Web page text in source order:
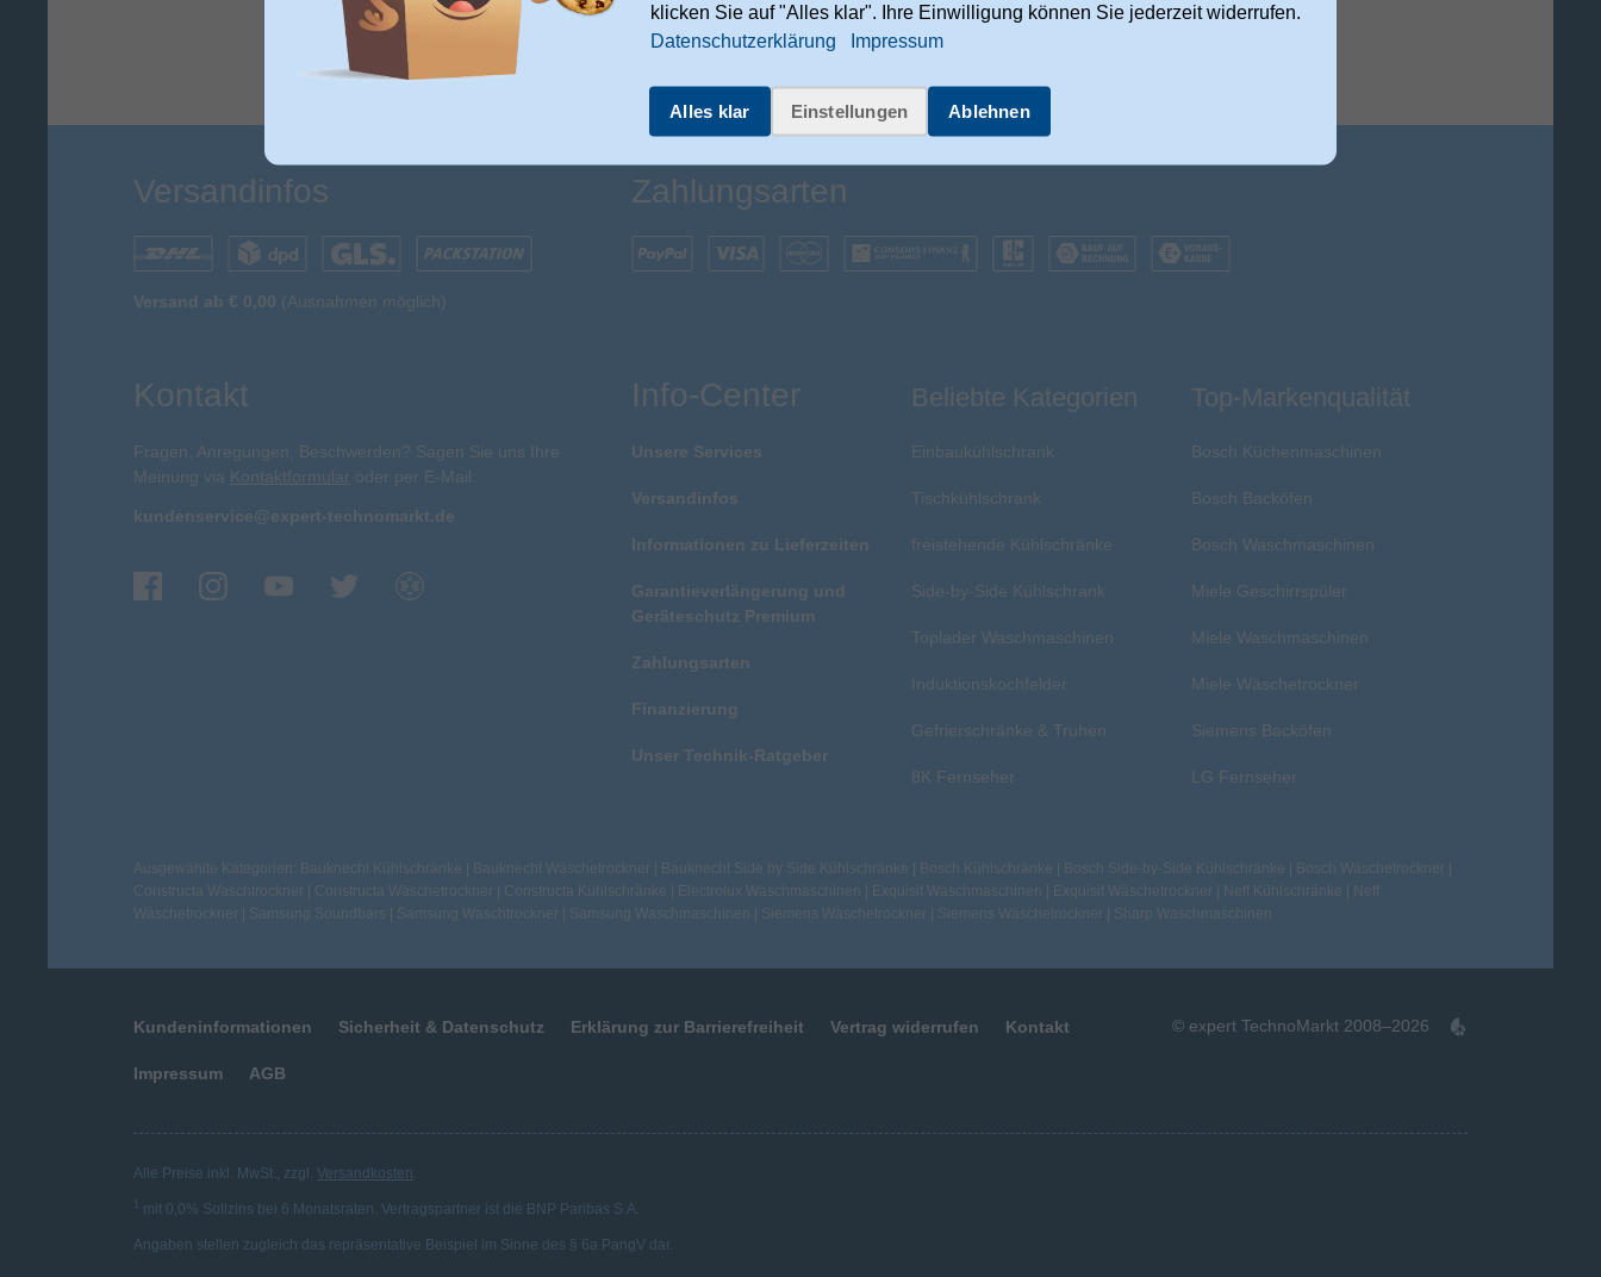
Versandinfos
Versand ab € 0,00 (Ausnahmen möglich)
Zahlungsarten
Kontakt
Fragen, Anregungen, Beschwerden? Sagen Sie uns Ihre
Meinung via Kontaktformular oder per E-Mail:
kundenservice@expert-technomarkt.de
Info-Center
Unsere Services
Versandinfos
Informationen zu Lieferzeiten
Garantieverlängerung und
Geräteschutz Premium
Zahlungsarten
Finanzierung
Unser Technik-Ratgeber
Beliebte Kategorien
Einbaukühlschrank
Tischkühlschrank
freistehende Kühlschränke
Side-by-Side Kühlschrank
Toplader Waschmaschinen
Induktionskochfelder
Gefrierschränke & Truhen
8K Fernseher
Top-Markenqualität
Bosch Küchenmaschinen
Bosch Backöfen
Bosch Waschmaschinen
Miele Geschirrspüler
Miele Waschmaschinen
Miele Wäschetrockner
Siemens Backöfen
LG Fernseher
Ausgewählte Kategorien: Bauknecht Kühlschränke | Bauknecht Wäschetrockner | Bauknecht Side by Side Kühlschränke | Bosch Kühlschränke | Bosch Side-by-Side Kühlschränke | Bosch Wäschetrockner |
Constructa Waschtrockner | Constructa Wäschetrockner | Constructa Kühlschränke | Electrolux Waschmaschinen | Exquisit Waschmaschinen | Exquisit Wäschetrockner | Neff Kühlschränke | Neff
Wäschetrockner | Samsung Soundbars | Samsung Waschtrockner | Samsung Waschmaschinen | Siemens Wäschetrockner | Siemens Wäschetrockner | Sharp Waschmaschinen
Kundeninformationen Sicherheit & Datenschutz Erklärung zur Barrierefreiheit Vertrag widerrufen Kontakt
Impressum AGB
© expert TechnoMarkt 2008–2026
Alle Preise inkl. MwSt., zzgl. Versandkosten
1 mit 0,0% Sollzins bei 6 Monatsraten. Vertragspartner ist die BNP Paribas S.A.
Angaben stellen zugleich das repräsentative Beispiel im Sinne des § 6a PangV dar.
klicken Sie auf "Alles klar". Ihre Einwilligung können Sie jederzeit widerrufen.
Datenschutzerklärung
Impressum
Alles klar Einstellungen Ablehnen